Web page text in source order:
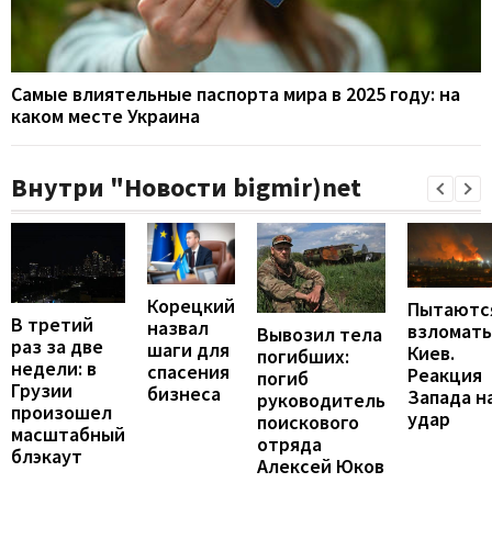
Самые влиятельные паспорта мира в 2025 году: на
каком месте Украина
Внутри "Новости bigmir)net
В третий
раз за две
недели: в
Грузии
произошел
масштабный
блэкаут
Корецкий
назвал
шаги для
спасения
бизнеса
Вывозил тела
погибших:
погиб
руководитель
поискового
отряда
Алексей Юков
взломать
Киев.
Реакция
Запада
удар